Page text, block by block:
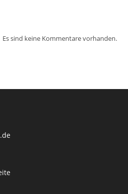
Es sind keine Kommentare vorhanden.